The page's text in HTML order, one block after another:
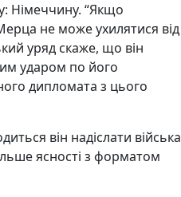
Німеччину. “Якщо
не може ухилятися від
уряд скаже, що він
ударом по його
дипломата з цього
він надіслати війська
ясності з форматом